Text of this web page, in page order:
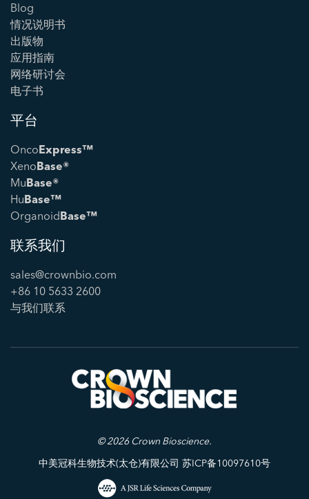
Blog
情况说明书
出版物
应用指南
网络研讨会
电子书
平台
OncoExpress™
XenoBase®
MuBase®
HuBase™
OrganoidBase™
联系我们
sales@crownbio.com
+86 10 5633 2600
与我们联系
© 2026 Crown Bioscience.
中美冠科生物技术(太仓)有限公司 苏ICP备10097610号